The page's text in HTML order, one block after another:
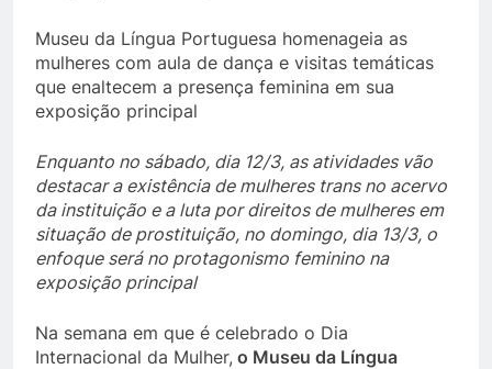
Museu da Língua Portuguesa homenageia as
mulheres com aula de dança e visitas temáticas
que enaltecem a presença feminina em sua
exposição principal
Enquanto no sábado, dia 12/3, as atividades vão
destacar a existência de mulheres trans no acervo
da instituição e a luta por direitos de mulheres em
situação de prostituição, no domingo, dia 13/3, o
enfoque será no protagonismo feminino na
exposição principal
Na semana em que é celebrado o Dia
Internacional da Mulher, o Museu da Língua